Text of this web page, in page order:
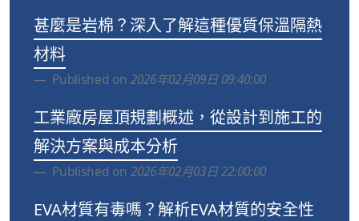
甚麼是岩棉？深入了解這種優質保溫隔熱
材料
Published on 2026年02月09日 09:40:00
工業廠房屋頂規劃概述，從設計到施工的
解決方案與成本分析
Published on 2026年02月03日 22:00:00
EVA材質有毒嗎？解析EVA材質的安全性